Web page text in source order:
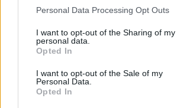
Please note that this website/app uses
not limited to your visit or usage
grant or deny consent to Google and its
use your data for below specified
consent section.
Personal Data Processing Opt Outs
I want to opt-out of the Sharing of my
personal data.
Opted In
I want to opt-out of the Sale of my
Personal Data.
Opted In
υγείας” τονίζουν οι ίδιες πηγές.